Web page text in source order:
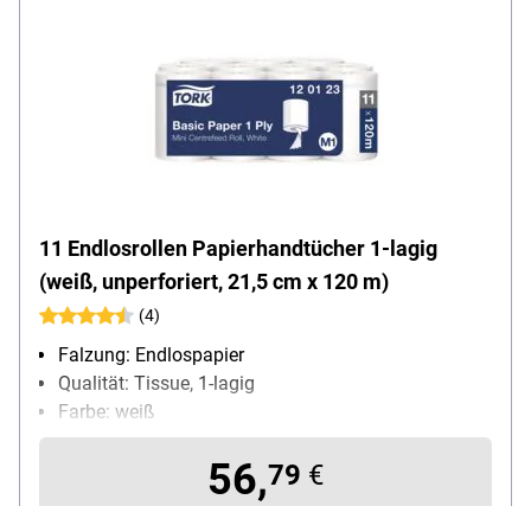
11 Endlosrollen Papierhandtücher 1-lagig
(weiß, unperforiert, 21,5 cm x 120 m)
(4)
Falzung: Endlospapier
Qualität: Tissue, 1-lagig
Farbe: weiß
Blattmaß (B x L): 21,5 cm x 12000 cm
Maße der Endlosrolle: 21.5 cm x 120 m
56,79 €